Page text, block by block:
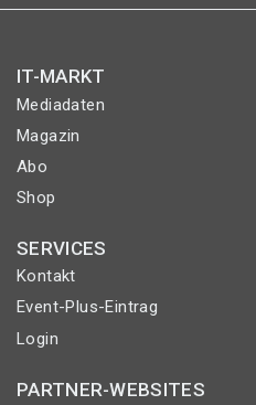
IT-MARKT
Mediadaten
Magazin
Abo
Shop
SERVICES
Kontakt
Event-Plus-Eintrag
Login
PARTNER-WEBSITES